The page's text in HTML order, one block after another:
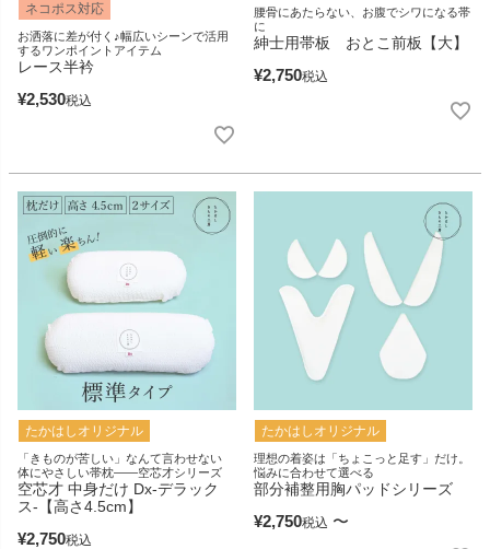
ネコポス対応
お洒落に差が付く♪幅広いシーンで活用
するワンポイントアイテム
レース半衿
¥2,530税込
腰骨にあたらない、お腹でシワになる帯
に
紳士用帯板 おとこ前板【大】
¥2,750税込
たかはしオリジナル
「きものが苦しい」なんて言わせない
体にやさしい帯枕――空芯才シリーズ
空芯才 中身だけ Dx‐デラック
ス‐【高さ4.5cm】
¥2,750税込
たかはしオリジナル
理想の着姿は「ちょこっと足す」だけ。
悩みに合わせて選べる
部分補整用胸パッドシリーズ
¥2,750税込 〜